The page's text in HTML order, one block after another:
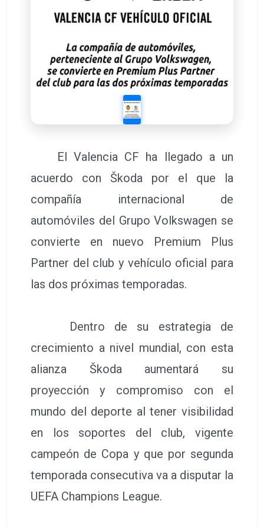
El Valencia CF ha llegado a un
acuerdo con Škoda por el que la
compañía internacional de
automóviles del Grupo Volkswagen se
convierte en nuevo Premium Plus
Partner del club y vehículo oficial para
las dos próximas temporadas.
Dentro de su estrategia de
crecimiento a nivel mundial, con esta
alianza Škoda aumentará su
proyección y compromiso con el
mundo del deporte al tener visibilidad
en los soportes del club, vigente
campeón de Copa y que por segunda
temporada consecutiva va a disputar la
UEFA Champions League.